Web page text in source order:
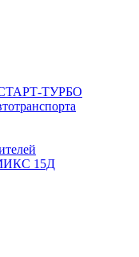
СТАРТ-ТУРБО
15Д